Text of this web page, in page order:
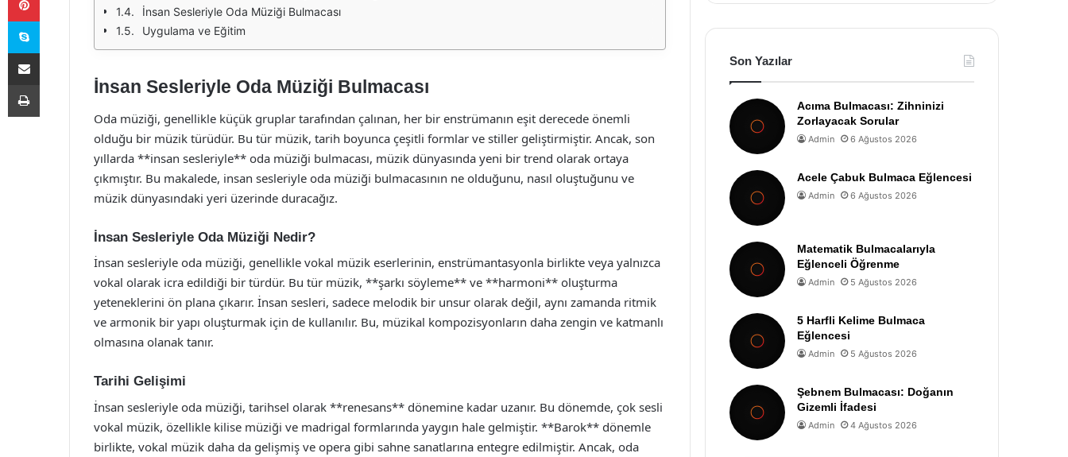
İnsan Sesleriyle Oda Müziği Bulmacası
Uygulama ve Eğitim
İnsan Sesleriyle Oda Müziği Bulmacası
Oda müziği, genellikle küçük gruplar tarafından çalınan, her bir enstrümanın eşit derecede önemli
olduğu bir müzik türüdür. Bu tür müzik, tarih boyunca çeşitli formlar ve stiller geliştirmiştir. Ancak, son
yıllarda **insan sesleriyle** oda müziği bulmacası, müzik dünyasında yeni bir trend olarak ortaya
çıkmıştır. Bu makalede, insan sesleriyle oda müziği bulmacasının ne olduğunu, nasıl oluştuğunu ve
müzik dünyasındaki yeri üzerinde duracağız.
İnsan Sesleriyle Oda Müziği Nedir?
İnsan sesleriyle oda müziği, genellikle vokal müzik eserlerinin, enstrümantasyonla birlikte veya yalnızca
vokal olarak icra edildiği bir türdür. Bu tür müzik, **şarkı söyleme** ve **harmoni** oluşturma
yeteneklerini ön plana çıkarır. İnsan sesleri, sadece melodik bir unsur olarak değil, aynı zamanda ritmik
ve armonik bir yapı oluşturmak için de kullanılır. Bu, müzikal kompozisyonların daha zengin ve katmanlı
olmasına olanak tanır.
Tarihi Gelişimi
İnsan sesleriyle oda müziği, tarihsel olarak **renesans** dönemine kadar uzanır. Bu dönemde, çok sesli
vokal müzik, özellikle kilise müziği ve madrigal formlarında yaygın hale gelmiştir. **Barok** dönemle
birlikte, vokal müzik daha da gelişmiş ve opera gibi sahne sanatlarına entegre edilmiştir. Ancak, oda
Son Yazılar
Acıma Bulmacası: Zihninizi
Zorlayacak Sorular
Admin 6 Ağustos 2026
Acele Çabuk Bulmaca Eğlencesi
Admin 6 Ağustos 2026
Matematik Bulmacalarıyla
Eğlenceli Öğrenme
Admin 5 Ağustos 2026
5 Harfli Kelime Bulmaca
Eğlencesi
Admin 5 Ağustos 2026
Şebnem Bulmacası: Doğanın
Gizemli İfadesi
Admin 4 Ağustos 2026
Skype
E-Posta ile paylaş